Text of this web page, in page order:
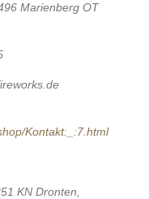
Marienberg OT
Kontakt:_:7.html
KN Dronten,